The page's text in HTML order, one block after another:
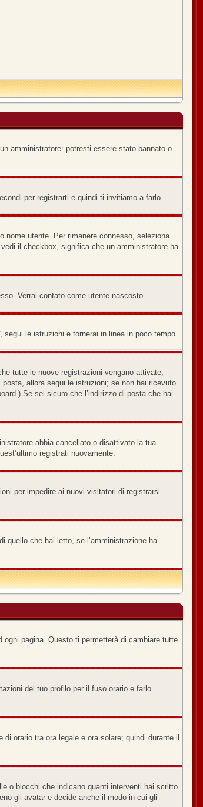
amministratore: potresti essere stato bannato o
per registrarti e quindi ti invitiamo a farlo.
nome utente. Per rimanere connesso, seleziona
il checkbox, significa che un amministratore ha
Verrai contato come utente nascosto.
, segui le istruzioni e tornerai in linea in poco tempo.
tutte le nuove registrazioni vengano attivate,
allora segui le istruzioni; se non hai ricevuto
Se sei sicuro che l’indirizzo di posta che hai
abbia cancellato o disattivato la tua
registrati nuovamente.
per impedire ai nuovi visitatori di registrarsi.
quello che hai letto, se l’amministrazione ha
pagina. Questo ti permetterà di cambiare tutte
del tuo profilo per il fuso orario e farlo
orario tra ora legale e ora solare; quindi durante il
o blocchi che indicano quanti interventi hai scritto
gli avatar e decide anche il modo in cui gli